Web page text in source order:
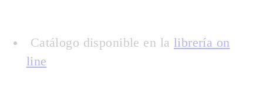
Catálogo disponible en la librería on
line